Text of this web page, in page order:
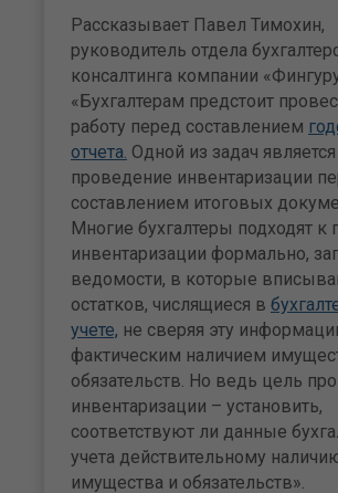
Рассказывает Павел Тимохин,
руководитель отдела
консалтинга компании
«Бухгалтерам предстоит
работу перед составлением
отчета. Одной из задач является
проведение инвентаризации
составлением итоговых
Многие бухгалтеры подходят
инвентаризации формально,
ведомости, в которые
остатков, числящиеся в
учете, не сверяя эту
фактическим наличием
обязательств. Но ведь цель
инвентаризации – установить,
соответствуют ли данные
учета действительному
имущества и обязательств».